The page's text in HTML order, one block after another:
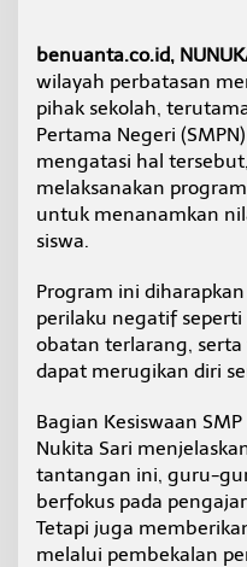
a
a
n
R
e
a
j
benuanta.co.id,
wilayah perbatasan
pihak sekolah,
Pertama Negeri
mengatasi hal
melaksanakan
untuk menanamkan
siswa.
Program ini
perilaku negatif
obatan terlarang,
dapat merugikan diri
Bagian Kesiswaan
Nukita Sari
tantangan ini, guru-
berfokus pada
Tetapi juga
melalui pembekalan